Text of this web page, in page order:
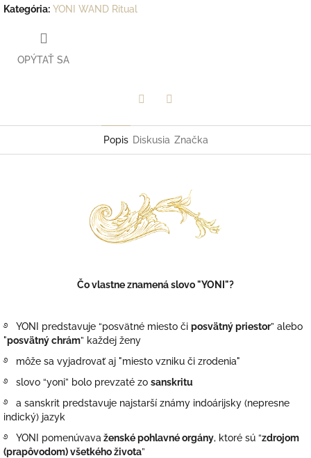
Kategória: YONI WAND Ritual
OPÝTAŤ SA
Popis Diskusia Značka
Čo vlastne znamená slovo "YONI"?
࿔ YONI predstavuje “posvätné miesto či posvätný priestor” alebo
"posvätný chrám” každej ženy
࿔ môže sa vyjadrovať aj "miesto vzniku či zrodenia"
࿔ slovo “yoni” bolo prevzaté zo sanskritu
࿔ a sanskrit predstavuje najstarší známy indoárijsky (nepresne
indický) jazyk
࿔ YONI pomenúvava ženské pohlavné orgány, ktoré sú “zdrojom
(prapôvodom) všetkého života”